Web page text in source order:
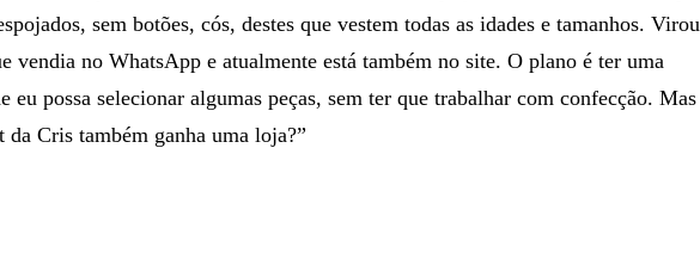
sem botões, cós, destes que vestem todas as idades e tamanhos. Virou
vendia no WhatsApp e atualmente está também no site. O plano é ter uma
eu possa selecionar algumas peças, sem ter que trabalhar com confecção. Mas
da Cris também ganha uma loja?”